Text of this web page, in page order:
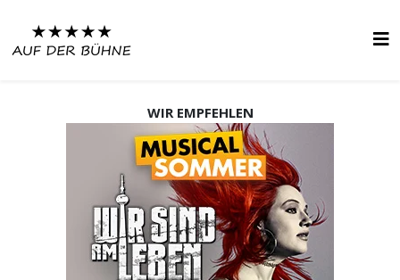
WIR EMPFEHLEN